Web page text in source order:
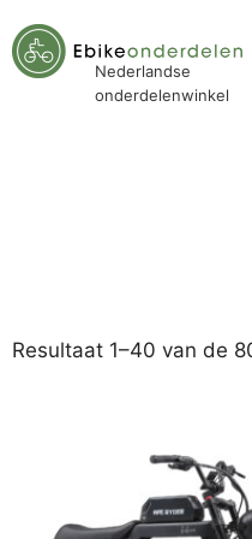
Nederlandse
onderdelenwinkel
Resultaat 1–40 van de